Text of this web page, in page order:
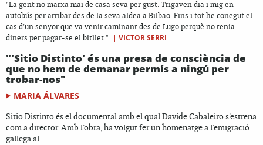
"La gent no marxa mai de casa seva per gust. Trigaven dia i mig en
autobús per arribar des de la seva aldea a Bilbao. Fins i tot he conegut el
cas d'un senyor que va venir caminant des de Lugo perquè no tenia
diners per pagar-se el bitllet."
| VICTOR SERRI
"'Sitio Distinto' és una presa de consciència de
que no hem de demanar permís a ningú per
trobar-nos"
MARIA ÁLVARES
Sitio Distinto és el documental amb el qual Davide Cabaleiro s'estrena
com a director. Amb l'obra, ha volgut fer un homenatge a l'emigració
gallega al...